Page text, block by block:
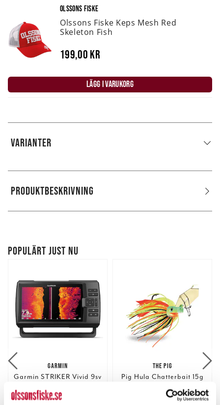
OLSSONS FISKE
Olssons Fiske Keps Mesh Red
Skeleton Fish
199,00 kr
LÄGG I VARUKORG
VARIANTER
PRODUKTBESKRIVNING
POPULÄRT JUST NU
GARMIN
Garmin STRIKER Vivid 9sv
Nuvarande pris
5 849,00 kr
THE PIG
Pig Hula Chatterbait 15g
Nuvarande pris:
75,00 kr